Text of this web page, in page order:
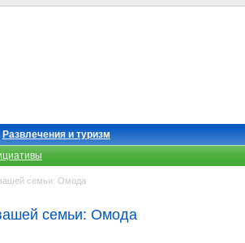
Развлечения и туризм
семьи: Омода
семьи: Омода